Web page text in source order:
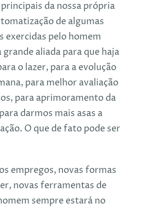
da nossa própria
de algumas
exercidas pelo homem
grande aliada para que haja
o lazer, para a evolução
para melhor avaliação
para aprimoramento da
darmos mais asas a
O que de fato pode ser
empregos, novas formas
novas ferramentas de
sempre estará no